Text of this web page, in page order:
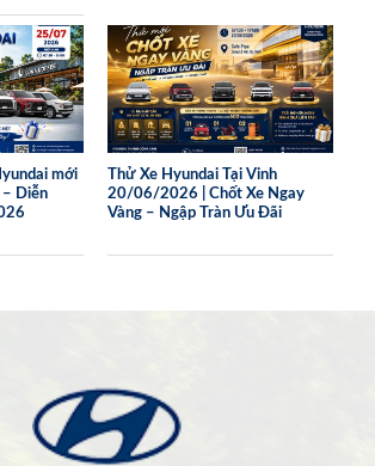
mới
Diễn
Thử Xe Hyundai Tại Vinh
20/06/2026 | Chốt Xe Ngay
Vàng – Ngập Tràn Ưu Đãi